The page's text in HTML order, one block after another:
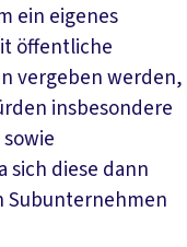
ein eigenes
öffentliche
vergeben werden,
insbesondere
diese dann
Subunternehmen